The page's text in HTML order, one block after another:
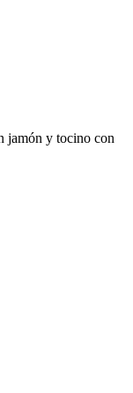
jamón y tocino con